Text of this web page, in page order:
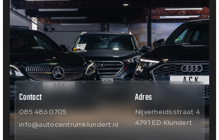
Contact
085 486 0705
info@autocentrumklundert.nl
Adres
Nijverheidsstraat 4
4791 ED Klundert